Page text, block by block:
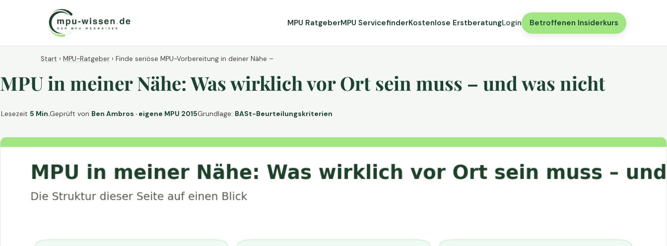
MPU RatgeberMPU ServicefinderKostenlose ErstberatungLogin Betroffenen Insiderkurs
Start › MPU-Ratgeber › Finde seriöse MPU-Vorbereitung in deiner Nähe –
MPU in meiner Nähe: Was wirklich vor Ort sein muss – und was nicht
Lesezeit 5 Min.Geprüft von Ben Ambros · eigene MPU 2015Grundlage: BASt-Beurteilungskriterien